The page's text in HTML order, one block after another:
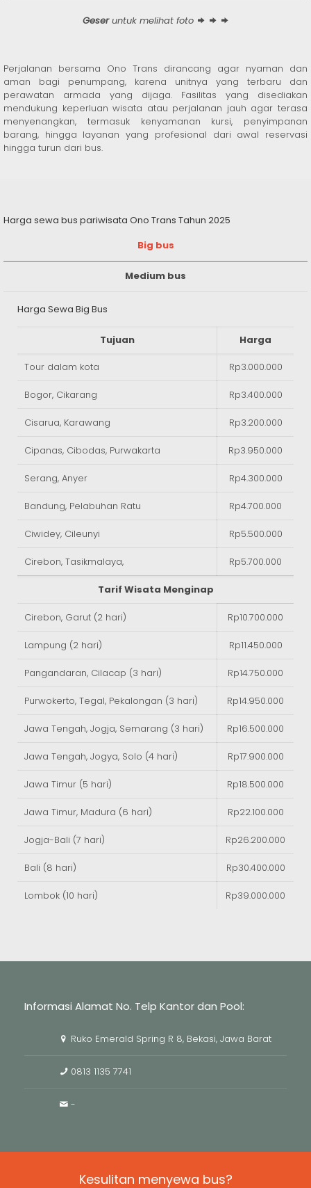
Geseruntuk melihat foto
Perjalanan bersama Ono Trans dirancang agar nyaman dan
aman bagi penumpang, karena unitnya yang terbaru dan
perawatan armada yang dijaga. Fasilitas yang disediakan
mendukung keperluan wisata atau perjalanan jauh agar terasa
menyenangkan, termasuk kenyamanan kursi, penyimpanan
barang, hingga layanan yang profesional dari awal reservasi
hingga turun dari bus.
Harga sewa bus pariwisata Ono Trans Tahun 2025
Big bus
Medium bus
Harga Sewa Big Bus
Tujuan Harga
Tour dalam kota Rp3.000.000
Bogor, Cikarang Rp3.400.000
Cisarua, Karawang Rp3.200.000
Cipanas, Cibodas, Purwakarta Rp3.950.000
Serang, Anyer Rp4.300.000
Bandung, Pelabuhan Ratu Rp4.700.000
Ciwidey, Cileunyi Rp5.500.000
Cirebon, Tasikmalaya, Rp5.700.000
Tarif Wisata Menginap
Cirebon, Garut (2 hari) Rp10.700.000
Lampung (2 hari) Rp11.450.000
Pangandaran, Cilacap (3 hari) Rp14.750.000
Purwokerto, Tegal, Pekalongan (3 hari) Rp14.950.000
Jawa Tengah, Jogja, Semarang (3 hari) Rp16.500.000
Jawa Tengah, Jogya, Solo (4 hari) Rp17.900.000
Jawa Timur (5 hari) Rp18.500.000
Jawa Timur, Madura (6 hari) Rp22.100.000
Jogja-Bali (7 hari) Rp26.200.000
Bali (8 hari) Rp30.400.000
Lombok (10 hari) Rp39.000.000
Informasi Alamat No. Telp Kantor dan Pool:
Ruko Emerald Spring R 8, Bekasi, Jawa Barat
0813 1135 7741
-
Kesulitan menyewa bus?